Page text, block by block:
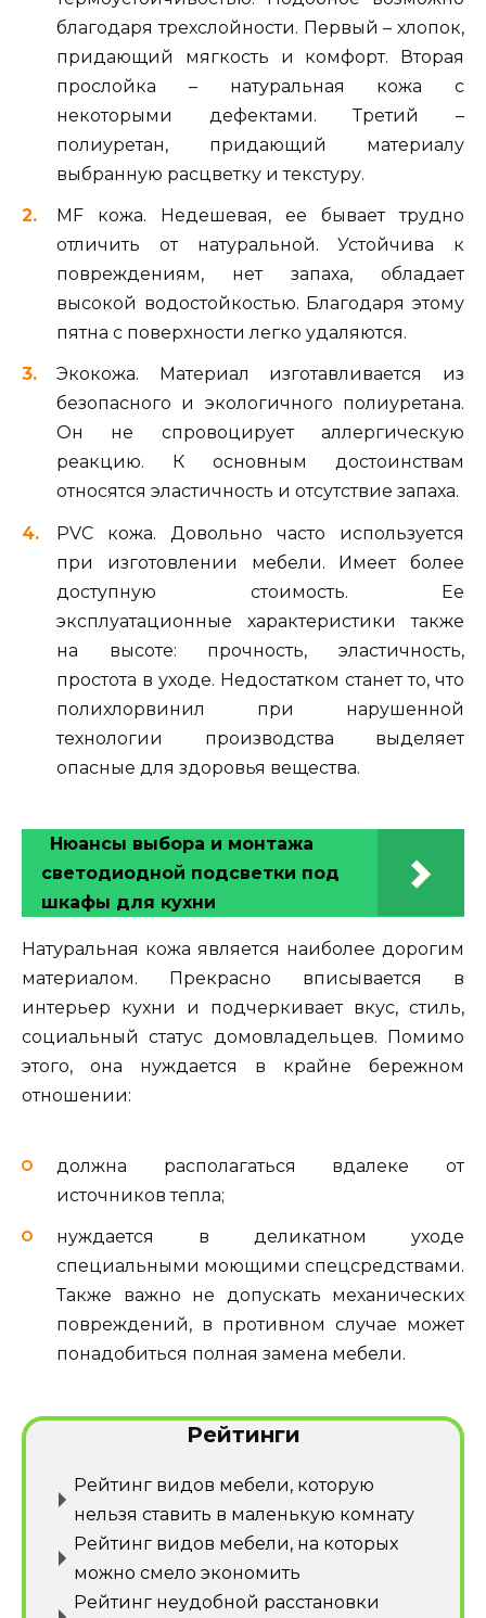
благодаря трехслойности. Первый – хлопок,
придающий мягкость и комфорт. Вторая
прослойка – натуральная кожа с
некоторыми дефектами. Третий –
полиуретан, придающий материалу
выбранную расцветку и текстуру.
MF кожа. Недешевая, ее бывает трудно
отличить от натуральной. Устойчива к
повреждениям, нет запаха, обладает
высокой водостойкостью. Благодаря этому
пятна с поверхности легко удаляются.
Экокожа. Материал изготавливается из
безопасного и экологичного полиуретана.
Он не спровоцирует аллергическую
реакцию. К основным достоинствам
относятся эластичность и отсутствие запаха.
PVC кожа. Довольно часто используется
при изготовлении мебели. Имеет более
доступную стоимость. Ее
эксплуатационные характеристики также
на высоте: прочность, эластичность,
простота в уходе. Недостатком станет то, что
полихлорвинил при нарушенной
технологии производства выделяет
опасные для здоровья вещества.
Нюансы выбора и монтажа
светодиодной подсветки под
шкафы для кухни
Натуральная кожа является наиболее дорогим
материалом. Прекрасно вписывается в
интерьер кухни и подчеркивает вкус, стиль,
социальный статус домовладельцев. Помимо
этого, она нуждается в крайне бережном
отношении:
должна располагаться вдалеке от
источников тепла;
нуждается в деликатном уходе
специальными моющими спецсредствами.
Также важно не допускать механических
повреждений, в противном случае может
понадобиться полная замена мебели.
Рейтинги
Рейтинг видов мебели, которую
нельзя ставить в маленькую комнату
Рейтинг видов мебели, на которых
можно смело экономить
Рейтинг неудобной расстановки